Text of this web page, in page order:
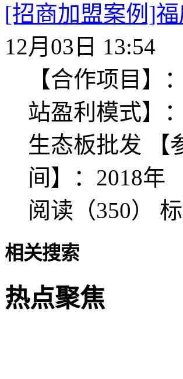
[招商加盟案例]
12月03日 13:54
【合作项目】
站盈利模式】
生态板批发 【
间】：2018年
阅读（350）
相关搜索
热点聚焦